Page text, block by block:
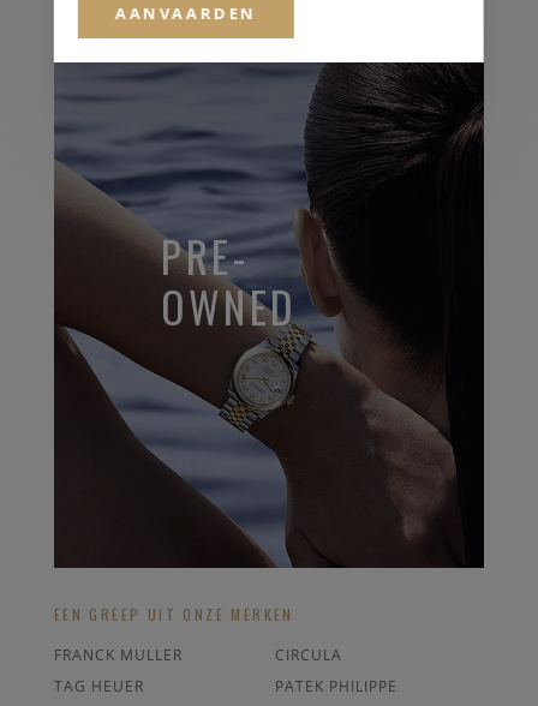
PRE-
OWNED
EEN GREEP UIT ONZE MERKEN
FRANCK MULLER
CIRCULA
TAG HEUER
PATEK PHILIPPE
AANVAARDEN